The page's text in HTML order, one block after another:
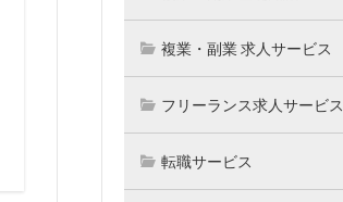
複業・副業 求人サービス
フリーランス求人サービス
転職サービス